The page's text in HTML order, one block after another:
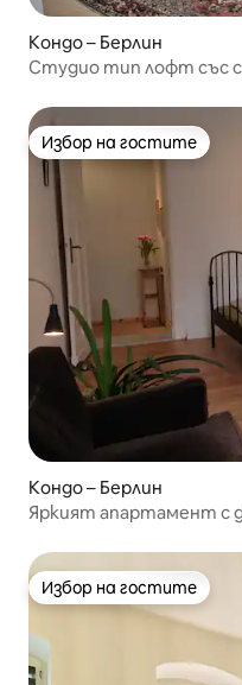
Кондо – Берлин
Студио тип лофт със
Избор на гостите
Избор на гостите
Кондо – Берлин
Яркият апартамент с
Избор на гостите
Избор на гостите